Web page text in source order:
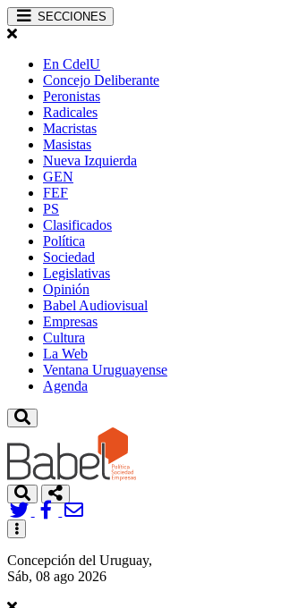
SECCIONES
En CdelU
Concejo Deliberante
Peronistas
Radicales
Macristas
Masistas
Nueva Izquierda
GEN
FEF
PS
Clasificados
Política
Sociedad
Legislativas
Opinión
Babel Audiovisual
Empresas
Cultura
La Web
Ventana Uruguayense
Agenda
Toggle
navigation
Concepción del Uruguay,
Sáb, 08 ago 2026